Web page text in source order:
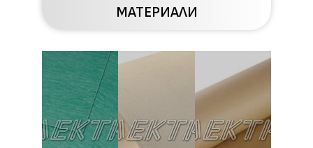
МАТЕРИАЛИ